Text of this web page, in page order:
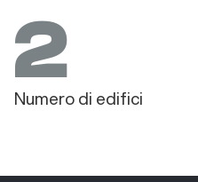
2
Numero di edifici